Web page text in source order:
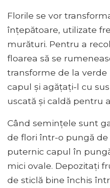
Florile se vor
înțepătoare, utilizate
murături. Pentru a
floarea să se
transforme de la verde
capul și agățați-l cu
uscată și caldă pentru
Când semințele sunt
de flori într-o pungă de
puternic capul în
mici ovale. Depozitați
de sticlă bine închis